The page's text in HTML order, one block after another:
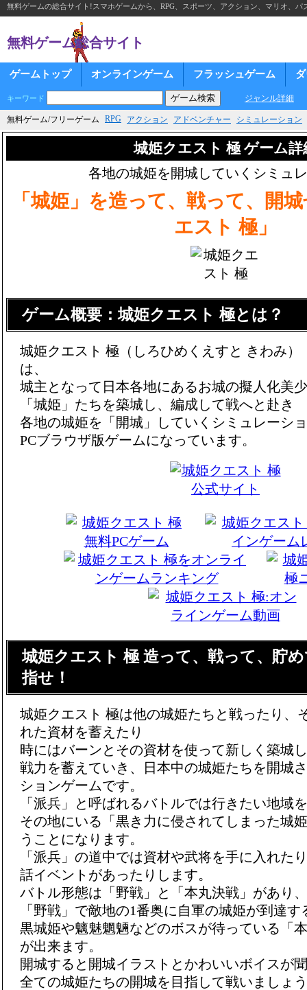
無料ゲームの総合サイト!スマホゲームから、RPG、スポーツ、アクション、マリオ、
無料ゲーム総合サイト
ゲームトップ オンラインゲーム フラッシュゲーム
キーワード ジャンル詳細
無料ゲーム/フリーゲーム RPG アクション アドベンチャー シミュレーション
城姫クエスト 極 ゲーム詳
各地の城姫を開城していくシミュ
「城姫」を造って、戦って、開
エスト 極」
ゲーム概要：城姫クエスト 極とは？
城姫クエスト 極（しろひめくえすと きわみ）
は、
城主となって日本各地にあるお城の擬人化美
「城姫」たちを築城し、編成して戦へと赴き
各地の城姫を「開城」していくシミュレーシ
PCブラウザ版ゲームになっています。
城姫クエスト 極 造って、戦って、貯
指せ！
城姫クエスト 極は他の城姫たちと戦ったり、
れた資材を蓄えたり
時にはバーンとその資材を使って新しく築城
戦力を蓄えていき、日本中の城姫たちを開城
ションゲームです。
「派兵」と呼ばれるバトルでは行きたい地域
その地にいる「黒き力に侵されてしまった城
うことになります。
「派兵」の道中では資材や武将を手に入れた
話イベントがあったりします。
バトル形態は「野戦」と「本丸決戦」があり、
「野戦」で敵地の1番奥に自軍の城姫が到達す
黒城姫や魑魅魍魎などのボスが待っている「
が出来ます。
開城すると開城イラストとかわいいボイスが
全ての城姫たちの開城を目指して戦いましょ